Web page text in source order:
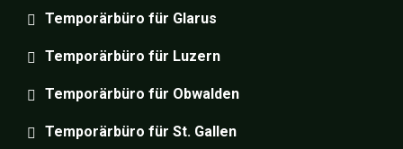
Temporärbüro für Glarus
Temporärbüro für Luzern
Temporärbüro für Obwalden
Temporärbüro für St. Gallen